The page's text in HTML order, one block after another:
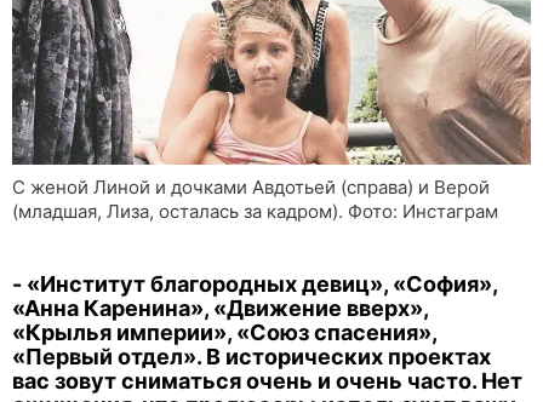
С женой Линой и дочками Авдотьей (справа) и Верой
(младшая, Лиза, осталась за кадром). Фото: Инстаграм
- «Институт благородных девиц», «София»,
«Анна Каренина», «Движение вверх»,
«Крылья империи», «Союз спасения»,
«Первый отдел». В исторических проектах
вас зовут сниматься очень и очень часто. Нет